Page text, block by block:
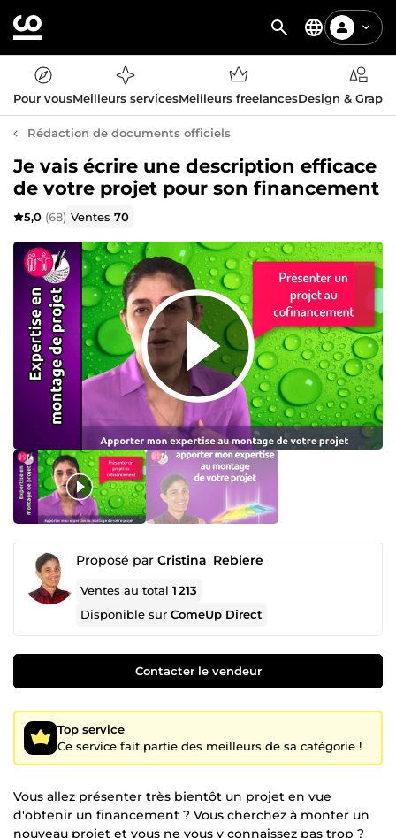
Pour vousMeilleurs servicesMeilleurs freelancesDesign &
Rédaction de documents officiels
Je vais écrire une description efficace
de votre projet pour son financement
5,0 (68) Ventes70
Proposé par Cristina_Rebiere
Ventes au total1 213
Disponible surComeUp Direct
Contacter le vendeur
Top service
Ce service fait partie des meilleurs de sa catégorie !
Vous allez présenter très bientôt un projet en vue
d'obtenir un financement ? Vous cherchez à monter un
nouveau projet et vous ne vous y connaissez pas trop ?